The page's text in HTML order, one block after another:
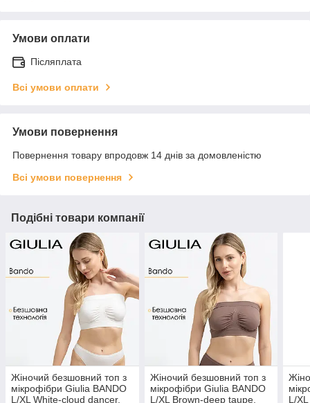
Умови оплати
Післяплата
Всі умови оплати
Умови повернення
Повернення товару впродовж 14 днів за домовленістю
Всі умови повернення
Подібні товари компанії
Жіночий безшовний топ з
мікрофібри Giulia BANDO
L/XL White-cloud dancer,
Жіночий безшовний топ з
мікрофібри Giulia BANDO
L/XL Brown-deep taupe,
L/